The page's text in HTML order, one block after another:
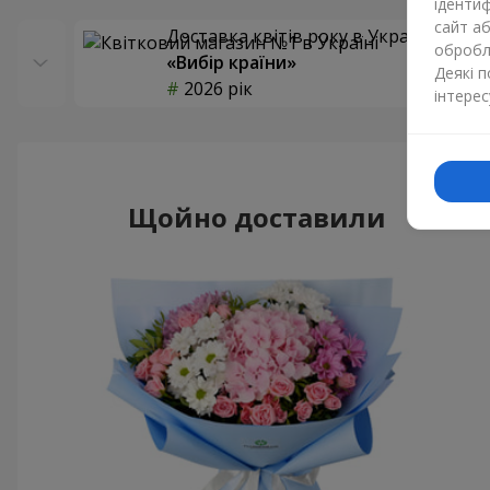
Доставка квітів року в Україні
«Вибір країни»
2026 рік
Щойно доставили
сайт
Деякі